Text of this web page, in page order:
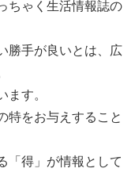
ちゃく生活情報誌の
勝手が良いとは、広
ます。
特をお与えすること
「得」が情報として